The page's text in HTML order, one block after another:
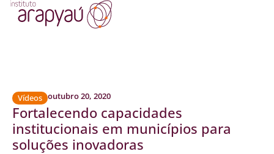
Vídeos outubro 20, 2020
Fortalecendo capacidades
institucionais em municípios para
soluções inovadoras